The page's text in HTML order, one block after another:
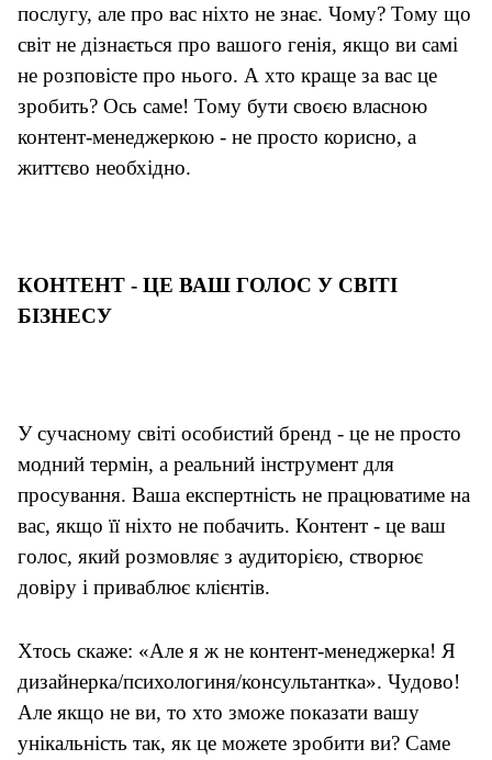
послугу, але про вас ніхто не знає. Чому? Тому що
світ не дізнається про вашого генія, якщо ви самі
не розповісте про нього. А хто краще за вас це
зробить? Ось саме! Тому бути своєю власною
контент-менеджеркою - не просто корисно, а
життєво необхідно.
КОНТЕНТ - ЦЕ ВАШ ГОЛОС У СВІТІ
БІЗНЕСУ
У сучасному світі особистий бренд - це не просто
модний термін, а реальний інструмент для
просування. Ваша експертність не працюватиме на
вас, якщо її ніхто не побачить. Контент - це ваш
голос, який розмовляє з аудиторією, створює
довіру і приваблює клієнтів.
Хтось скаже: «Але я ж не контент-менеджерка! Я
дизайнерка/психологиня/консультантка». Чудово!
Але якщо не ви, то хто зможе показати вашу
унікальність так, як це можете зробити ви? Саме